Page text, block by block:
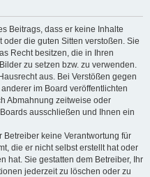
Beitrags, dass er keine Inhalte
die guten Sitten verstoßen. Sie
Recht besitzen, die in Ihren
zu setzen bzw. zu verwenden.
aus. Bei Verstößen gegen
im Board veröffentlichten
Abmahnung zeitweise oder
ausschließen und Ihnen ein
keine Verantwortung für
die er nicht selbst erstellt hat oder
hat. Sie gestatten dem Betreiber, Ihr
jederzeit zu löschen oder zu